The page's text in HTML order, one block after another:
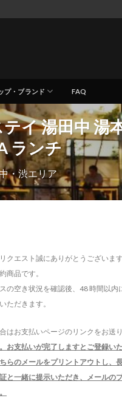
プ・ブランド FAQ
イ 湯田中 湯
ランチ
・渋エリア
クエスト誠にありがとうございます
商品です。
の空き状況を確認後、48 時間以
ただきます。
はお支払いページのリンクをお送
お支払いが完了しますとご登録い
らのメールをプリントアウトし、
と一緒に提示いただき、メールの